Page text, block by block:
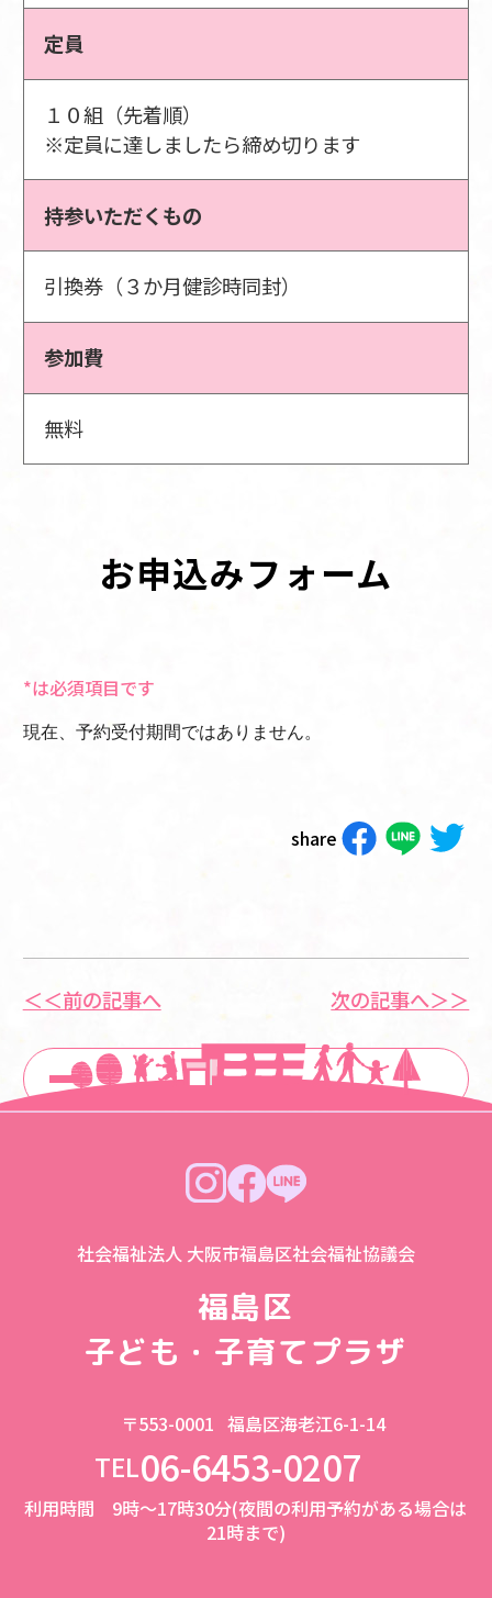
定員
１０組（先着順）
※定員に達しましたら締め切ります
持参いただくもの
引換券（３か月健診時同封）
参加費
無料
お申込みフォーム
*は必須項目です
現在、予約受付期間ではありません。
share
＜＜前の記事へ
一覧に戻る
次の記事へ＞＞
社会福祉法人 大阪市福島区社会福祉協議会
福島区
子ども・子育てプラザ
〒553-0001 福島区海老江6-1-14
TEL06-6453-0207
利用時間 9時～17時30分(夜間の利用予約がある場合は
21時まで)